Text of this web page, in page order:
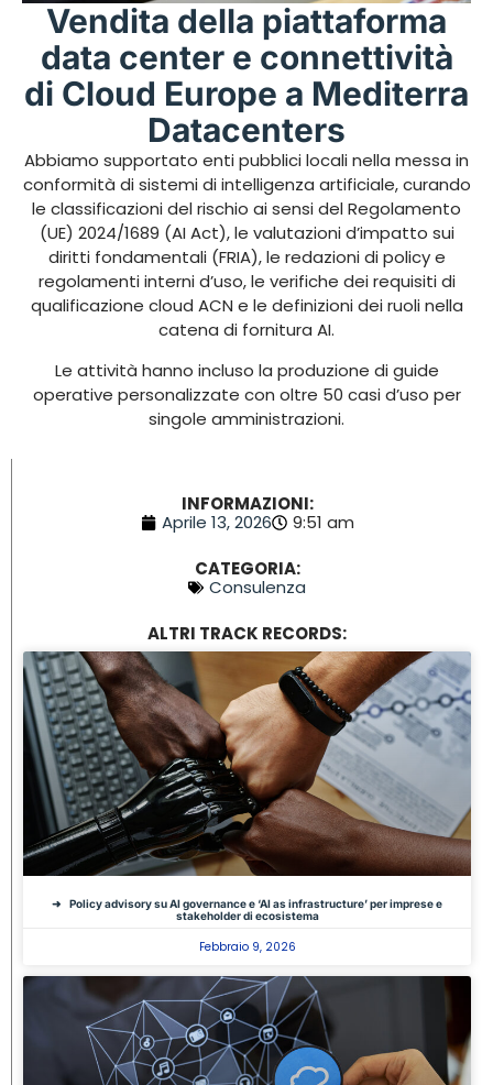
Vendita della piattaforma
data center e connettività
di Cloud Europe a Mediterra
Datacenters
Abbiamo supportato enti pubblici locali nella messa in
conformità di sistemi di intelligenza artificiale, curando
le classificazioni del rischio ai sensi del Regolamento
(UE) 2024/1689 (AI Act), le valutazioni d’impatto sui
diritti fondamentali (FRIA), le redazioni di policy e
regolamenti interni d’uso, le verifiche dei requisiti di
qualificazione cloud ACN e le definizioni dei ruoli nella
catena di fornitura AI.
Le attività hanno incluso la produzione di guide
operative personalizzate con oltre 50 casi d’uso per
singole amministrazioni.
INFORMAZIONI:
Aprile 13, 2026
9:51 am
CATEGORIA:
Consulenza
ALTRI TRACK RECORDS:
Policy advisory su AI governance e ‘AI as infrastructure’ per imprese e
stakeholder di ecosistema
Febbraio 9, 2026